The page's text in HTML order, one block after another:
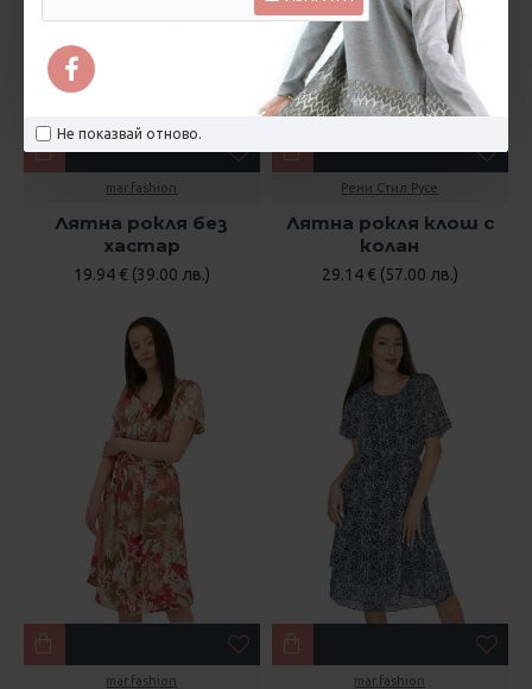
Не показвай отново.
mar.fashion
Лятна рокля без
хастар
19.94 € (39.00 лв.)
Рени Стил Русе
Лятна рокля клош с
колан
29.14 € (57.00 лв.)
mar.fashion mar.fashion